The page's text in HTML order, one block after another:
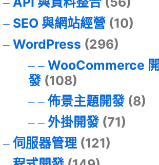
SEO 與網站經營 (10)
WordPress (296)
WooCommerce 開
發(108)
佈景主題開發(8)
外掛開發(71)
伺服器管理(121)